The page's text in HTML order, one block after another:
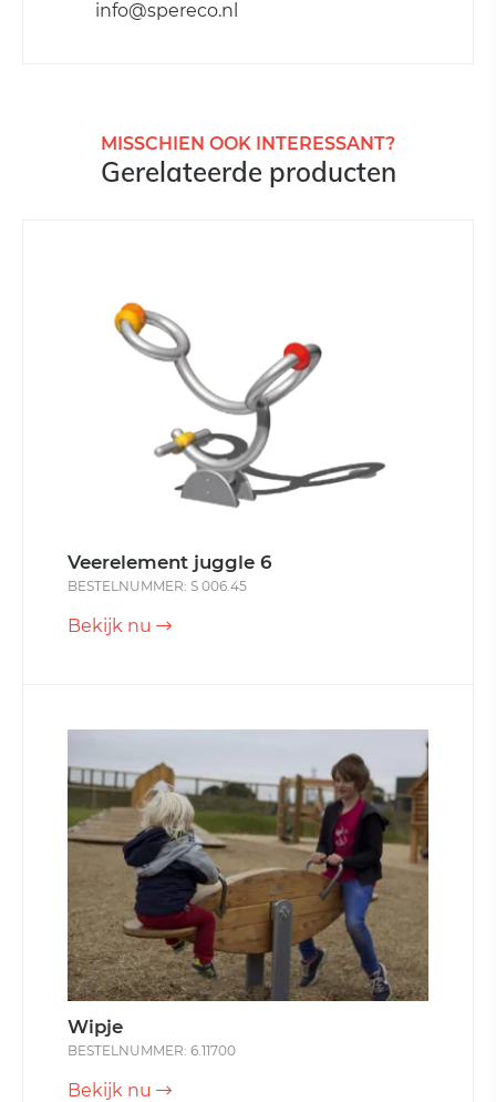
info@spereco.nl
MISSCHIEN OOK INTERESSANT?
Gerelateerde producten
Veerelement juggle 6
BESTELNUMMER: S 006.45
Bekijk nu
Wipje
BESTELNUMMER: 6.11700
Bekijk nu